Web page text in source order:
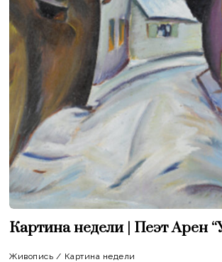
Картина недели | Пеэт Арен
Живопись / Картина недели